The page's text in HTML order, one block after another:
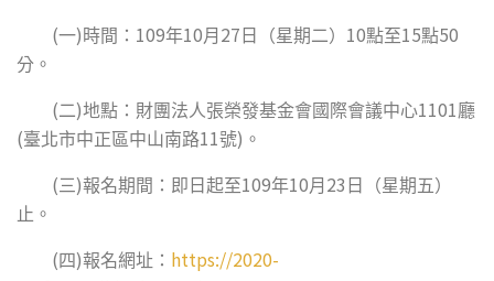
(一) 時間： 109年10月 27 日（星期二） 10點至15點50
分。
(二)地點：財團法人張榮發基金會國際會議中心1101廳
(臺北市中正區中山南路11號) 。
(三)報名期間：即日起至109年10月 23 日（星期五）
止。
(四)報名網址： https://2020-